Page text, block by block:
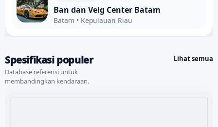
Ban dan Velg Center Batam
Batam • Kepulauan Riau
Spesifikasi populer
Database referensi untuk
membandingkan kendaraan.
Lihat semua